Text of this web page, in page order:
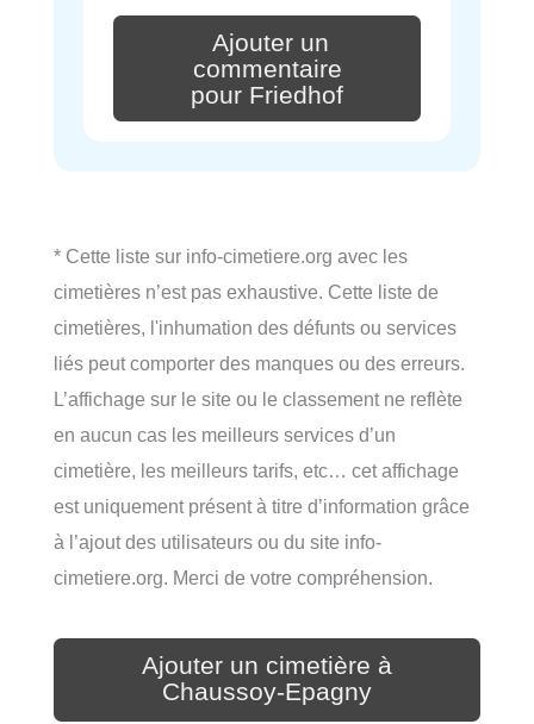
Ajouter un
commentaire
pour Friedhof
* Cette liste sur info-cimetiere.org avec les
cimetières n’est pas exhaustive. Cette liste de
cimetières, l'inhumation des défunts ou services
liés peut comporter des manques ou des erreurs.
L’affichage sur le site ou le classement ne reflète
en aucun cas les meilleurs services d’un
cimetière, les meilleurs tarifs, etc… cet affichage
est uniquement présent à titre d’information grâce
à l’ajout des utilisateurs ou du site info-
cimetiere.org. Merci de votre compréhension.
Ajouter un cimetière à
Chaussoy-Epagny